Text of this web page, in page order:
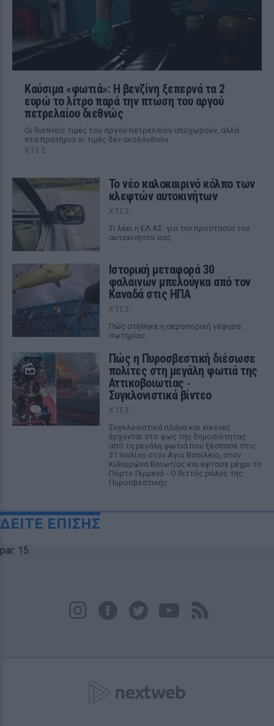
Καύσιμα «φωτιά»: Η βενζίνη ξεπερνά τα 2
ευρώ το λίτρο παρά την πτώση του αργού
πετρελαίου διεθνώς
Οι διεθνείς τιμές του αργού πετρελαίου υποχωρούν, αλλά
στα πρατήρια οι τιμές δεν ακολουθούν
ΧΤΕΣ
Το νέο καλοκαιρινό κόλπο των
κλεφτών αυτοκινήτων
ΧΤΕΣ
Tι λέει η ΕΛ.ΑΣ. για την προστασία του
αυτοκινήτου σας
Ιστορική μεταφορά 30
φαλαινών μπελούγκα από τον
Καναδά στις ΗΠΑ
ΧΤΕΣ
Πώς στήθηκε η αεροπορική γέφυρα
σωτηρίας
Πώς η Πυροσβεστική διέσωσε
πολίτες στη μεγάλη φωτιά της
Αττικοβοιωτίας ‑
Συγκλονιστικά βίντεο
ΧΤΕΣ
Συγκλονιστικά πλάνα και εικόνες
έρχονται στο φως της δημοσιότητας
από τη μεγάλη φωτιά που ξέσπασε στις
31 Ιουλίου στον Αγιο Βασίλειο, στον
Κιθαιρώνα Βοιωτίας και έφτασε μέχρι το
Πόρτο Γερμενό - Ο διττός ρόλος της
Πυροσβεστικής
ΔΕΙΤΕ ΕΠΙΣΗΣ
par: 15